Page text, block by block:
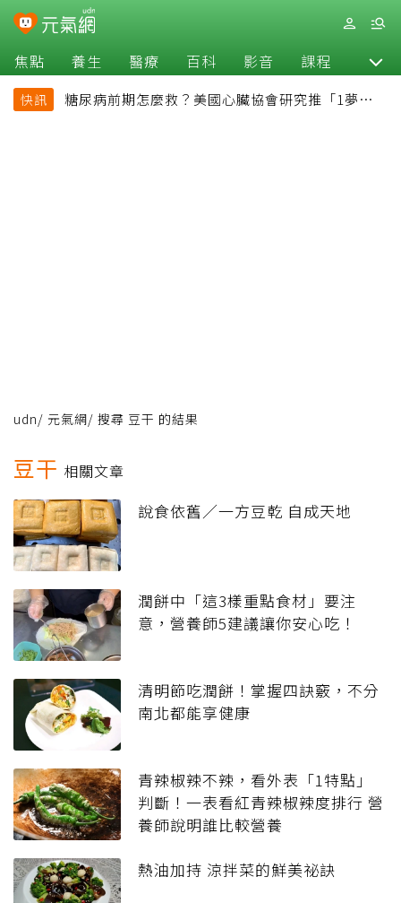
焦點 養生 醫療 百科 影音 課程 退休
快訊
糖尿病前期怎麼救？美國心臟協會研究推「1夢幻水
udn/ 元氣網/ 搜尋 豆干 的結果
豆干 相關文章
說食依舊／一方豆乾 自成天地
潤餅中「這3樣重點食材」要注
意，營養師5建議讓你安心吃！
清明節吃潤餅！掌握四訣竅，不分
南北都能享健康
青辣椒辣不辣，看外表「1特點」
判斷！一表看紅青辣椒辣度排行 營
養師說明誰比較營養
熱油加持 涼拌菜的鮮美祕訣